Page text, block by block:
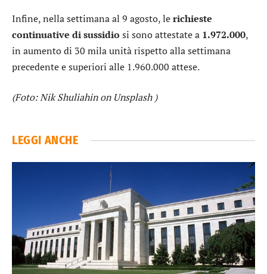
Infine, nella settimana al 9 agosto, lerichieste
continuative di sussidio si sono attestate a 1.972.000,
in aumento di 30 mila unità rispetto alla settimana
precedente e superiori alle 1.960.000 attese.
(Foto: Nik Shuliahin on Unsplash )
LEGGI ANCHE